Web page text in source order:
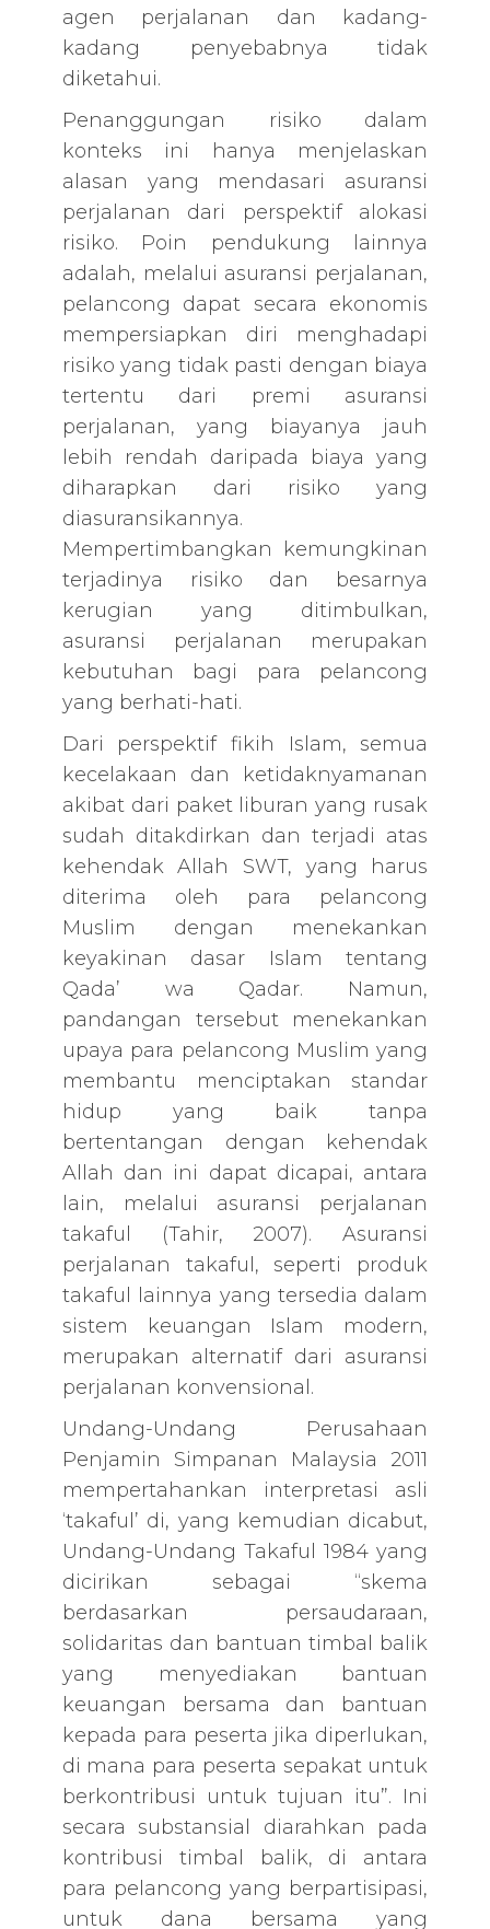
agen perjalanan dan kadang-
kadang penyebabnya tidak
diketahui.
Penanggungan risiko dalam
konteks ini hanya menjelaskan
alasan yang mendasari asuransi
perjalanan dari perspektif alokasi
risiko. Poin pendukung lainnya
adalah, melalui asuransi perjalanan,
pelancong dapat secara ekonomis
mempersiapkan diri menghadapi
risiko yang tidak pasti dengan biaya
tertentu dari premi asuransi
perjalanan, yang biayanya jauh
lebih rendah daripada biaya yang
diharapkan dari risiko yang
diasuransikannya.
Mempertimbangkan kemungkinan
terjadinya risiko dan besarnya
kerugian yang ditimbulkan,
asuransi perjalanan merupakan
kebutuhan bagi para pelancong
yang berhati-hati.
Dari perspektif fikih Islam, semua
kecelakaan dan ketidaknyamanan
akibat dari paket liburan yang rusak
sudah ditakdirkan dan terjadi atas
kehendak Allah SWT, yang harus
diterima oleh para pelancong
Muslim dengan menekankan
keyakinan dasar Islam tentang
Qada’ wa Qadar. Namun,
pandangan tersebut menekankan
upaya para pelancong Muslim yang
membantu menciptakan standar
hidup yang baik tanpa
bertentangan dengan kehendak
Allah dan ini dapat dicapai, antara
lain, melalui asuransi perjalanan
takaful (Tahir, 2007). Asuransi
perjalanan takaful, seperti produk
takaful lainnya yang tersedia dalam
sistem keuangan Islam modern,
merupakan alternatif dari asuransi
perjalanan konvensional.
Undang-Undang Perusahaan
Penjamin Simpanan Malaysia 2011
mempertahankan interpretasi asli
‘takaful’ di, yang kemudian dicabut,
Undang-Undang Takaful 1984 yang
dicirikan sebagai “skema
berdasarkan persaudaraan,
solidaritas dan bantuan timbal balik
yang menyediakan bantuan
keuangan bersama dan bantuan
kepada para peserta jika diperlukan,
di mana para peserta sepakat untuk
berkontribusi untuk tujuan itu”. Ini
secara substansial diarahkan pada
kontribusi timbal balik, di antara
para pelancong yang berpartisipasi,
untuk dana bersama yang